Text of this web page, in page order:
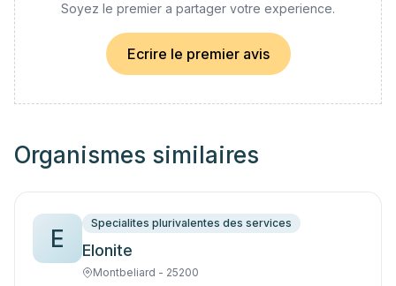
Soyez le premier a partager votre experience.
Ecrire le premier avis
Organismes similaires
E
Specialites plurivalentes des services
Elonite
Montbeliard - 25200